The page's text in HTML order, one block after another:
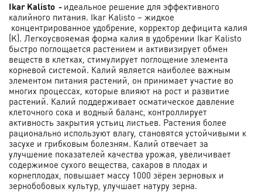
Ikar Kalisto - идеальное решение для эффективного
калийного питания. Ikar Kalisto – жидкое
концентрированное удобрение, корректор дефицита калия
(K). Легкоусвояемая форма калия в удобрении Ikar Kalisto
быстро поглощается растением и активизирует обмен
веществ в клетках, стимулирует поглощение элемента
корневой системой. Калий является наиболее важным
элементом питания растений, он принимает участие во
многих процессах, которые влияют на рост и развитие
растений. Калий поддерживает осматическое давление
клеточного сока и водный баланс, контроллирует
активность закрытия устьиц листьев. Растения более
рационально используют влагу, становятся устойчивыми к
засухе и грибковым болезням. Калий отвечает за
улучшение показателей качества урожая, увеличивает
содержимое сухого вещества, сахаров в плодах и
корнеплодах, повышает массу 1000 зёрен зерновых и
зернобобовых культур, улучшает натуру зерна.